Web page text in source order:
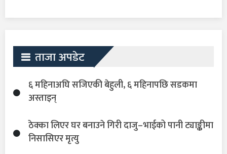
ताजा अपडेट
६ महिनाअघि सजिएकी बेहुली, ६ महिनापछि सडकमा
अस्ताइन्
ठेक्का लिएर घर बनाउने गिरी दाजु–भाईको पानी ट्याङ्कीमा
निसासिएर मृत्यु